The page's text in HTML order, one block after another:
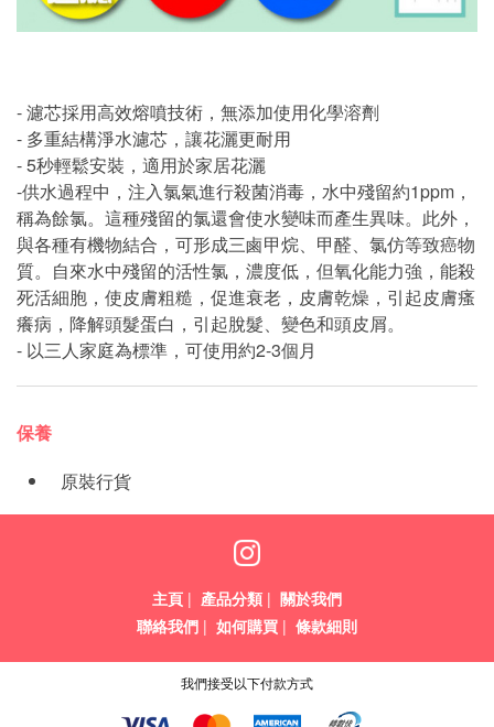
- 濾芯採用高效熔噴技術，無添加使用化學溶劑
- 多重結構淨水濾芯，讓花灑更耐用
- 5秒輕鬆安裝，適用於家居花灑
-供水過程中，注入氯氣進行殺菌消毒，水中殘留約1ppm，
稱為餘氯。這種殘留的氯還會使水變味而產生異味。此外，
與各種有機物結合，可形成三鹵甲烷、甲醛、氯仿等致癌物
質。自來水中殘留的活性氯，濃度低，但氧化能力強，能殺
死活細胞，使皮膚粗糙，促進衰老，皮膚乾燥，引起皮膚瘙
癢病，降解頭髮蛋白，引起脫髮、變色和頭皮屑。
- 以三人家庭為標準，可使用約2-3個月
保養
原裝行貨
主頁 | 產品分類 | 關於我們
聯絡我們 | 如何購買 | 條款細則
我們接受以下付款方式